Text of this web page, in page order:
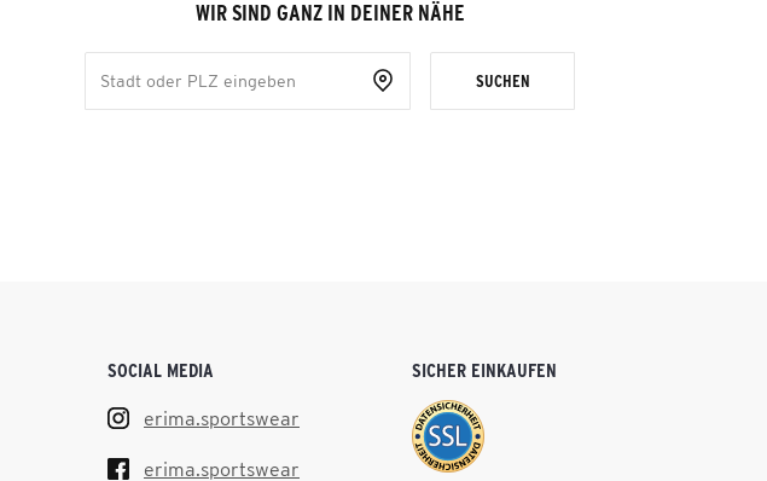
WIR SIND GANZ IN DEINER NÄHE
SUCHEN
SOCIAL MEDIA
erima.sportswear
erima.sportswear
SICHER EINKAUFEN